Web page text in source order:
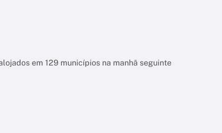
em 129 municípios na manhã seguinte